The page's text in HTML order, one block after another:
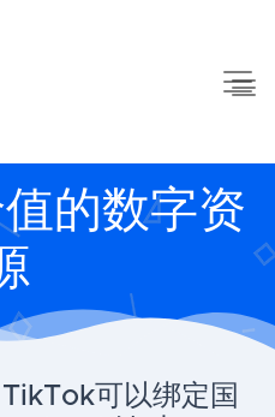
的数字资
可以绑定国